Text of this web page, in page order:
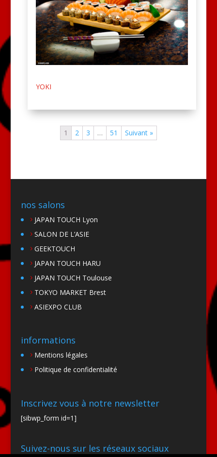
YOKI
1 2 3 … 51 Suivant »
nos salons
JAPAN TOUCH Lyon
SALON DE L’ASIE
GEEKTOUCH
JAPAN TOUCH HARU
JAPAN TOUCH Toulouse
TOKYO MARKET Brest
ASIEXPO CLUB
informations
Mentions légales
Politique de confidentialité
Inscrivez vous à notre newsletter
[sibwp_form id=1]
Suivez-nous sur les réseaux sociaux